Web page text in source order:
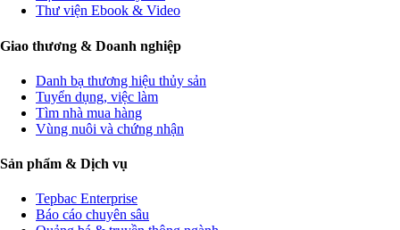
Thư viện Ebook & Video
Giao thương & Doanh nghiệp
Danh bạ thương hiệu thủy sản
Tuyển dụng, việc làm
Tìm nhà mua hàng
Vùng nuôi và chứng nhận
Sản phẩm & Dịch vụ
Tepbac Enterprise
Báo cáo chuyên sâu